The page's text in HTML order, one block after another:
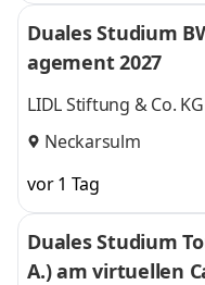
Duales Studium
agement 2027
LIDL Stiftung & Co. KG
Neckarsulm
vor 1 Tag
Duales Studium
A.) am virtuellen